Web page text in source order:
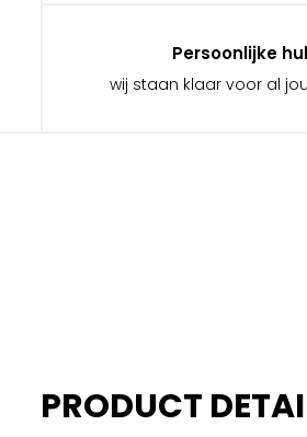
Persoonlijke
wij staan klaar voor al
PRODUCT